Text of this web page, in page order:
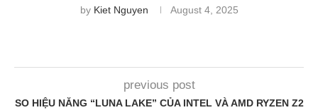
by Kiet Nguyen August 4, 2025
previous post
SO HIỆU NĂNG “LUNA LAKE” CỦA INTEL VÀ AMD RYZEN Z2